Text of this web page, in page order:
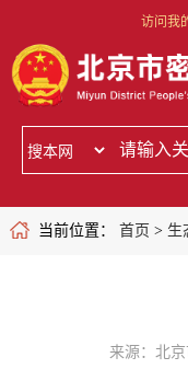
访问我
当前位置： 首页 > 生
来源：北